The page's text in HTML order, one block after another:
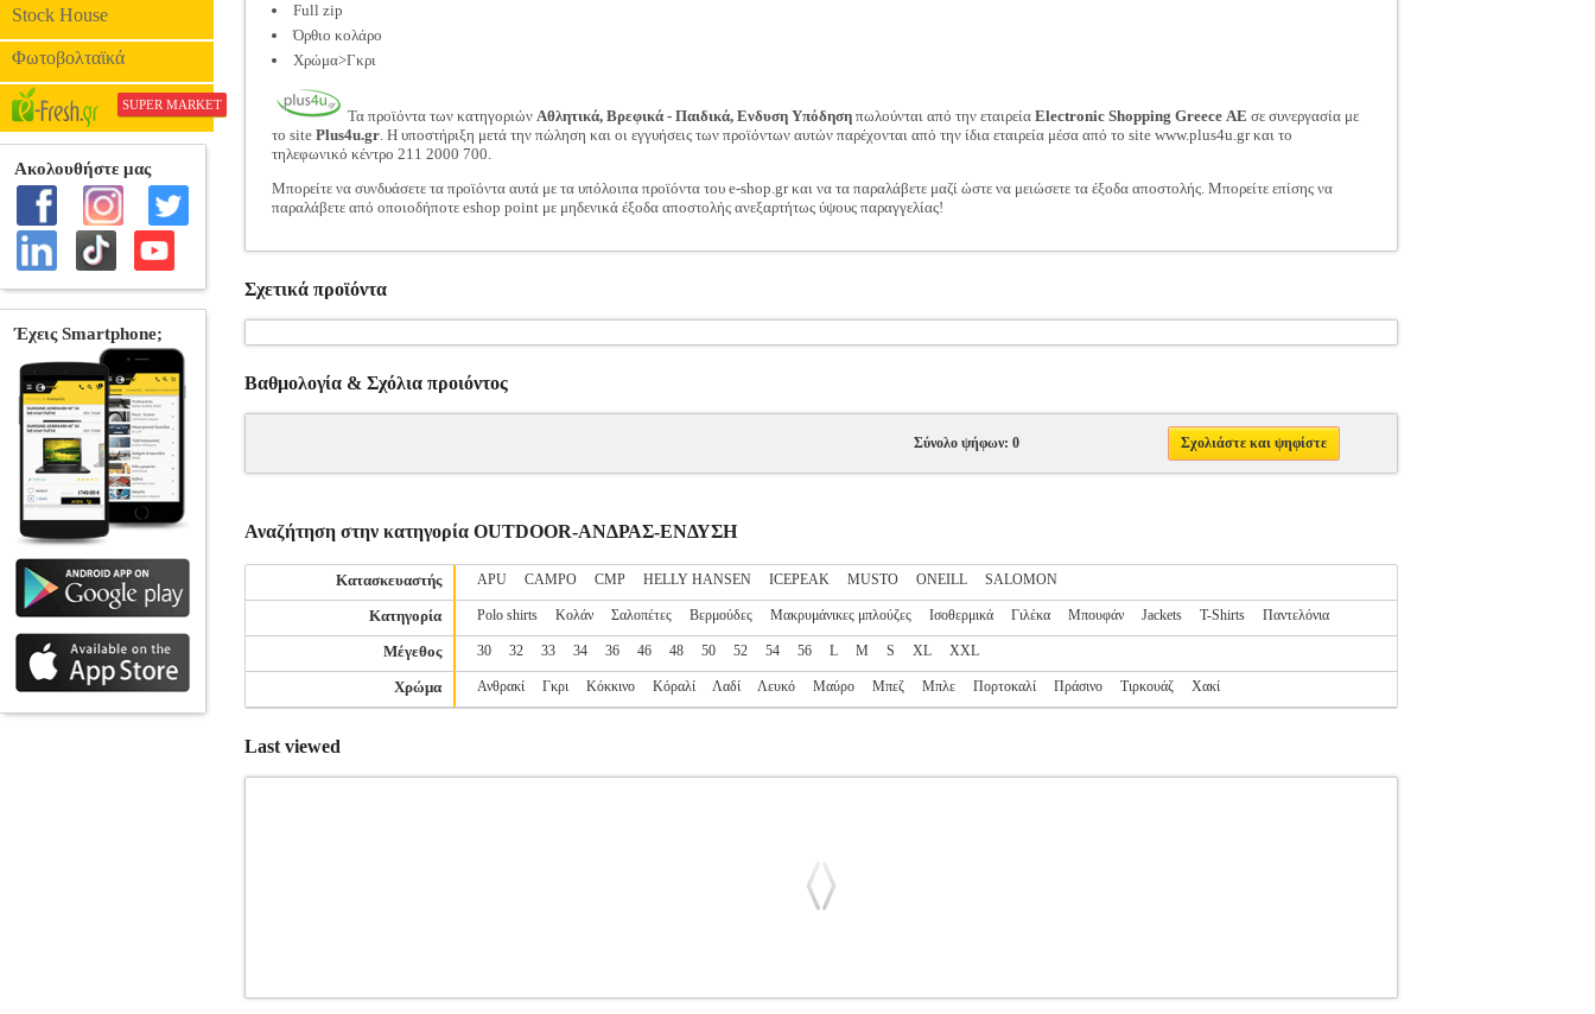
Stock House
Φωτοβολταϊκά
SUPER MARKET
Full zip
Όρθιο κολάρο
Χρώμα>Γκρι
Τα προϊόντα των κατηγοριών Αθλητικά, Βρεφικά - Παιδικά, Ενδυση Υπόδηση πωλούνται από την εταιρεία Electronic Shopping Greece ΑΕ σε συνεργασία με
το site Plus4u.gr. Η υποστήριξη μετά την πώληση και οι εγγυήσεις των προϊόντων αυτών παρέχονται από την ίδια εταιρεία μέσα από το site www.plus4u.gr και το
τηλεφωνικό κέντρο 211 2000 700.
Μπορείτε να συνδυάσετε τα προϊόντα αυτά με τα υπόλοιπα προϊόντα του e-shop.gr και να τα παραλάβετε μαζί ώστε να μειώσετε τα έξοδα αποστολής. Μπορείτε επίσης να
παραλάβετε από οποιοδήποτε eshop point με μηδενικά έξοδα αποστολής ανεξαρτήτως ύψους παραγγελίας!
Σχετικά προϊόντα
Βαθμολογία & Σχόλια προιόντος
Σύνολο ψήφων: 0 Σχολιάστε και ψηφίστε
Αναζήτηση στην κατηγορία OUTDOOR-ΑΝΔΡΑΣ-ΕΝΔΥΣΗ
Κατασκευαστής APU CAMPO CMP HELLY HANSEN ICEPEAK MUSTO ONEILL SALOMON
Κατηγορία Polo shirts Κολάν Σαλοπέτες Βερμούδες Μακρυμάνικες μπλούζες Ισοθερμικά Γιλέκα Μπουφάν Jackets T-Shirts Παντελόνια
Μέγεθος 30 32 33 34 36 46 48 50 52 54 56 L M S XL XXL
Χρώμα Ανθρακί Γκρι Κόκκινο Κόραλί Λαδί Λευκό Μαύρο Μπεζ Μπλε Πορτοκαλί Πράσινο Τιρκουάζ Χακί
Last viewed